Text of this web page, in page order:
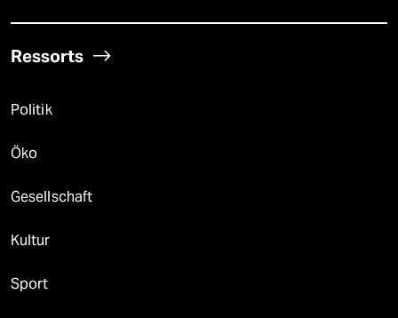
Ressorts
Politik
Öko
Gesellschaft
Kultur
Sport